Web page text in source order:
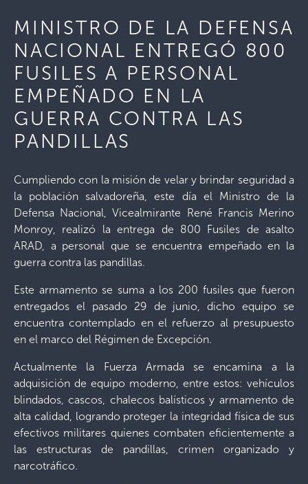
MINISTRO DE LA DEFENSA
NACIONAL ENTREGÓ 800
FUSILES A PERSONAL
EMPEÑADO EN LA
GUERRA CONTRA LAS
PANDILLAS
Cumpliendo con la misión de velar y brindar seguridad a
la población salvadoreña, este día el Ministro de la
Defensa Nacional, Vicealmirante René Francis Merino
Monroy, realizó la entrega de 800 Fusiles de asalto
ARAD, a personal que se encuentra empeñado en la
guerra contra las pandillas.
Este armamento se suma a los 200 fusiles que fueron
entregados el pasado 29 de junio, dicho equipo se
encuentra contemplado en el refuerzo al presupuesto
en el marco del Régimen de Excepción.
Actualmente la Fuerza Armada se encamina a la
adquisición de equipo moderno, entre estos: vehículos
blindados, cascos, chalecos balísticos y armamento de
alta calidad, logrando proteger la integridad física de sus
efectivos militares quienes combaten eficientemente a
las estructuras de pandillas, crimen organizado y
narcotráfico.